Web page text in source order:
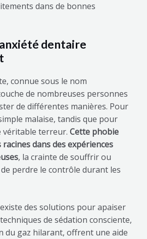
dans de bonnes
dentaire
connue sous le nom
de nombreuses personnes
de différentes manières. Pour
malaise, tandis que pour
véritable terreur. Cette phobie
dans des expériences
, la crainte de souffrir ou
de perdre le contrôle durant les
des solutions pour apaiser
de sédation consciente,
du gaz hilarant, offrent une aide